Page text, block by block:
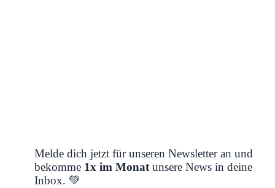
Melde dich jetzt für unseren Newsletter an und
bekomme 1x im Monatunsere News in deine
Inbox. 💚